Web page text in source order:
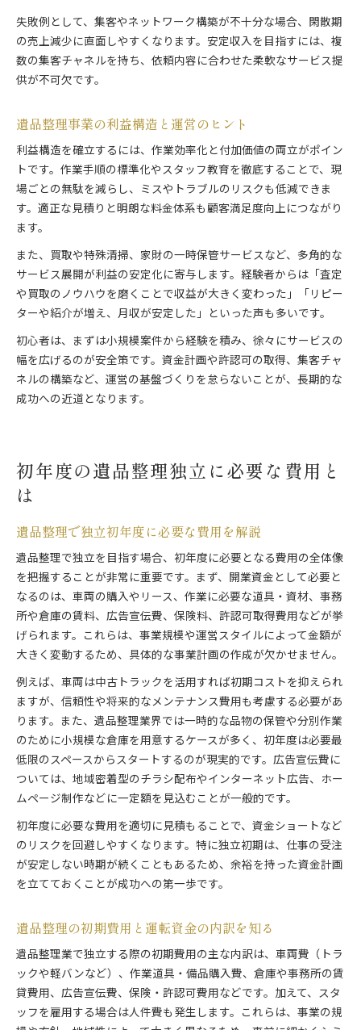
失敗例として、集客やネットワーク構築が不十分な場合、閑散期
の売上減少に直面しやすくなります。安定収入を目指すには、複
数の集客チャネルを持ち、依頼内容に合わせた柔軟なサービス提
供が不可欠です。
遺品整理事業の利益構造と運営のヒント
利益構造を確立するには、作業効率化と付加価値の両立がポイン
トです。作業手順の標準化やスタッフ教育を徹底することで、現
場ごとの無駄を減らし、ミスやトラブルのリスクも低減できま
す。適正な見積りと明朗な料金体系も顧客満足度向上につながり
ます。
また、買取や特殊清掃、家財の一時保管サービスなど、多角的な
サービス展開が利益の安定化に寄与します。経験者からは「査定
や買取のノウハウを磨くことで収益が大きく変わった」「リピー
ターや紹介が増え、月収が安定した」といった声も多いです。
初心者は、まずは小規模案件から経験を積み、徐々にサービスの
幅を広げるのが安全策です。資金計画や許認可の取得、集客チャ
ネルの構築など、運営の基盤づくりを怠らないことが、長期的な
成功への近道となります。
初年度の遺品整理独立に必要な費用と
は
遺品整理で独立初年度に必要な費用を解説
遺品整理で独立を目指す場合、初年度に必要となる費用の全体像
を把握することが非常に重要です。まず、開業資金として必要と
なるのは、車両の購入やリース、作業に必要な道具・資材、事務
所や倉庫の賃料、広告宣伝費、保険料、許認可取得費用などが挙
げられます。これらは、事業規模や運営スタイルによって金額が
大きく変動するため、具体的な事業計画の作成が欠かせません。
例えば、車両は中古トラックを活用すれば初期コストを抑えられ
ますが、信頼性や将来的なメンテナンス費用も考慮する必要があ
ります。また、遺品整理業界では一時的な品物の保管や分別作業
のために小規模な倉庫を用意するケースが多く、初年度は必要最
低限のスペースからスタートするのが現実的です。広告宣伝費に
ついては、地域密着型のチラシ配布やインターネット広告、ホー
ムページ制作などに一定額を見込むことが一般的です。
初年度に必要な費用を適切に見積もることで、資金ショートなど
のリスクを回避しやすくなります。特に独立初期は、仕事の受注
が安定しない時期が続くこともあるため、余裕を持った資金計画
を立てておくことが成功への第一歩です。
遺品整理の初期費用と運転資金の内訳を知る
遺品整理業で独立する際の初期費用の主な内訳は、車両費（トラ
ックや軽バンなど）、作業道具・備品購入費、倉庫や事務所の賃
貸費用、広告宣伝費、保険・許認可費用などです。加えて、スタ
ッフを雇用する場合は人件費も発生します。これらは、事業の規